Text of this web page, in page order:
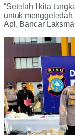
“Setelah I kita
untuk
Api, Bandar